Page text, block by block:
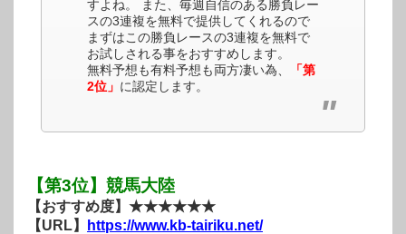
すよね。 また、毎週自信のある勝負レー
スの3連複を無料で提供してくれるので
まずはこの勝負レースの3連複を無料で
お試しされる事をおすすめします。
無料予想も有料予想も両方凄い為、
「第
2位」 に認定します。
【第3位】競馬大陸
【おすすめ度】★★★★★★
【URL】
https://www.kb-tairiku.net/